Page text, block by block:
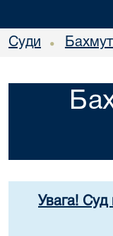
Суди •
Увага! Суд